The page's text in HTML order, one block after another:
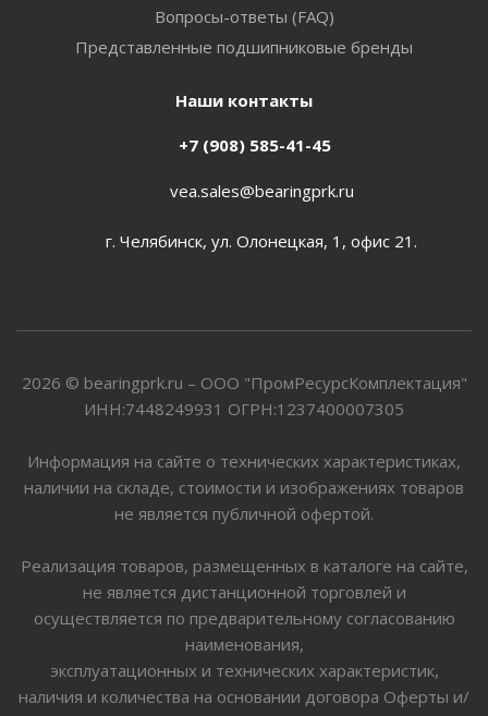
Вопросы-ответы (FAQ)
Представленные подшипниковые бренды
Наши контакты
+7 (908) 585-41-45
vea.sales@bearingprk.ru
г. Челябинск, ул. Олонецкая, 1, офис 21.
2026 © bearingprk.ru – ООО "ПромРесурсКомплектация"
ИНН:7448249931 ОГРН:1237400007305
Информация на сайте о технических характеристиках,
наличии на складе, стоимости и изображениях товаров
не является публичной офертой.
Реализация товаров, размещенных в каталоге на сайте,
не является дистанционной торговлей и
осуществляется по предварительному согласованию
наименования,
эксплуатационных и технических характеристик,
наличия и количества на основании договора Оферты и/